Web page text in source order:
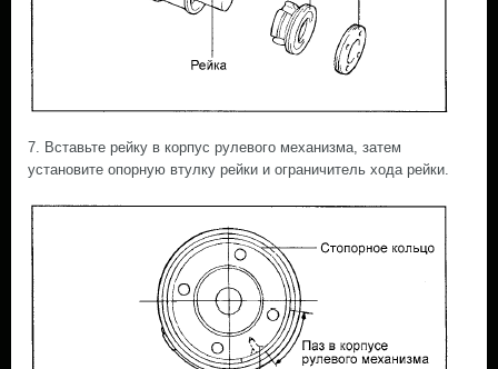
7. Вставьте рейку в корпус рулевого механизма, затем
установите опорную втулку рейки и ограничитель хода рейки.